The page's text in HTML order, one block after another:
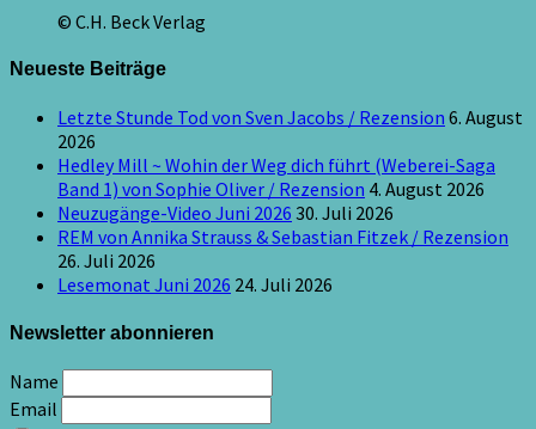
© C.H. Beck Verlag
Neueste Beiträge
Letzte Stunde Tod von Sven Jacobs / Rezension 6. August
2026
Hedley Mill ~ Wohin der Weg dich führt (Weberei-Saga
Band 1) von Sophie Oliver / Rezension 4. August 2026
Neuzugänge-Video Juni 2026 30. Juli 2026
REM von Annika Strauss & Sebastian Fitzek / Rezension
26. Juli 2026
Lesemonat Juni 2026 24. Juli 2026
Newsletter abonnieren
Name
Email